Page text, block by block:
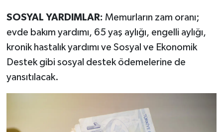
SOSYAL YARDIMLAR: Memurların zam oranı;
evde bakım yardımı, 65 yaş aylığı, engelli aylığı,
kronik hastalık yardımı ve Sosyal ve Ekonomik
Destek gibi sosyal destek ödemelerine de
yansıtılacak.